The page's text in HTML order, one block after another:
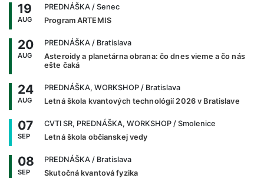
19
AUG
PREDNÁŠKA / Senec
Program ARTEMIS
20
AUG
PREDNÁŠKA / Bratislava
Asteroidy a planetárna obrana: čo dnes vieme a čo nás
ešte čaká
24
AUG
PREDNÁŠKA, WORKSHOP / Bratislava
Letná škola kvantových technológií 2026 v Bratislave
07
SEP
CVTI SR, PREDNÁŠKA, WORKSHOP / Smolenice
Letná škola občianskej vedy
08
SEP
PREDNÁŠKA / Bratislava
Skutočná kvantová fyzika